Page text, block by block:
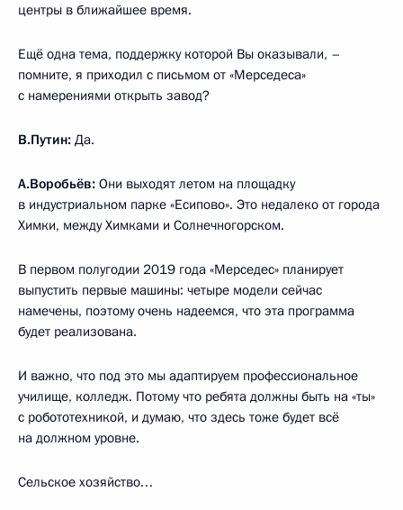
центры в ближайшее время.
Ещё одна тема, поддержку которой Вы оказывали, –
помните, я приходил с письмом от «Мерседеса»
с намерениями открыть завод?
В.Путин: Да.
А.Воробьёв: Они выходят летом на площадку
в индустриальном парке «Есипово». Это недалеко от города
Химки, между Химками и Солнечногорском.
В первом полугодии 2019 года «Мерседес» планирует
выпустить первые машины: четыре модели сейчас
намечены, поэтому очень надеемся, что эта программа
будет реализована.
И важно, что под это мы адаптируем профессиональное
училище, колледж. Потому что ребята должны быть на «ты»
с робототехникой, и думаю, что здесь тоже будет всё
на должном уровне.
Сельское хозяйство…